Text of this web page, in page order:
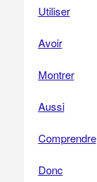
Utiliser
Avoir
Montrer
Aussi
Comprendre
Donc